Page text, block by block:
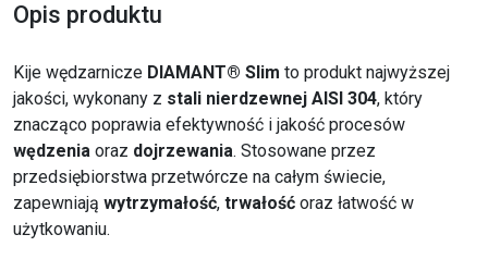
Opis produktu
Kije wędzarnicze DIAMANT® Slim to produkt najwyższej
jakości, wykonany z stali nierdzewnej AISI 304, który
znacząco poprawia efektywność i jakość procesów
wędzenia oraz dojrzewania. Stosowane przez
przedsiębiorstwa przetwórcze na całym świecie,
zapewniają wytrzymałość, trwałość oraz łatwość w
użytkowaniu.